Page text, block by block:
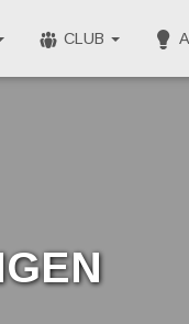
CLUB